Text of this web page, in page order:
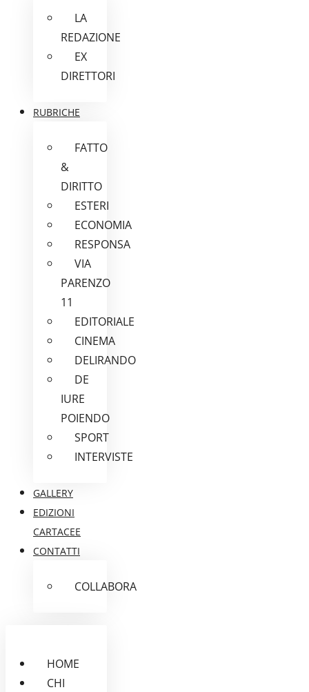
LA
REDAZIONE
EX
DIRETTORI
RUBRICHE
FATTO
&
DIRITTO
ESTERI
ECONOMIA
RESPONSA
VIA
PARENZO
11
EDITORIALE
CINEMA
DELIRANDO
DE
IURE
POIENDO
SPORT
INTERVISTE
GALLERY
EDIZIONI
CARTACEE
CONTATTI
COLLABORA
HOME
CHI